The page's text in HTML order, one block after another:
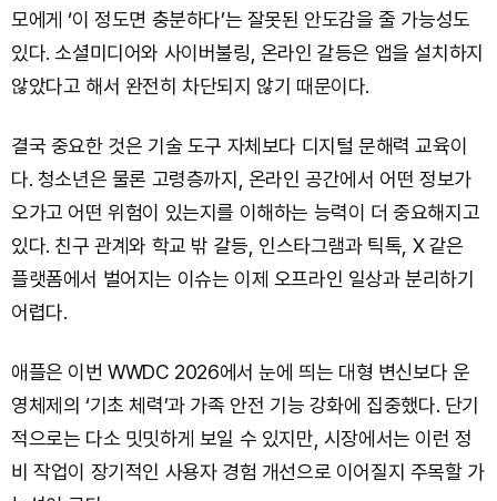
모에게 ‘이 정도면 충분하다’는 잘못된 안도감을 줄 가능성도
있다. 소셜미디어와 사이버불링, 온라인 갈등은 앱을 설치하지
않았다고 해서 완전히 차단되지 않기 때문이다.
결국 중요한 것은 기술 도구 자체보다 디지털 문해력 교육이
다. 청소년은 물론 고령층까지, 온라인 공간에서 어떤 정보가
오가고 어떤 위험이 있는지를 이해하는 능력이 더 중요해지고
있다. 친구 관계와 학교 밖 갈등, 인스타그램과 틱톡, X 같은
플랫폼에서 벌어지는 이슈는 이제 오프라인 일상과 분리하기
어렵다.
애플은 이번 WWDC 2026에서 눈에 띄는 대형 변신보다 운
영체제의 ‘기초 체력’과 가족 안전 기능 강화에 집중했다. 단기
적으로는 다소 밋밋하게 보일 수 있지만, 시장에서는 이런 정
비 작업이 장기적인 사용자 경험 개선으로 이어질지 주목할 가